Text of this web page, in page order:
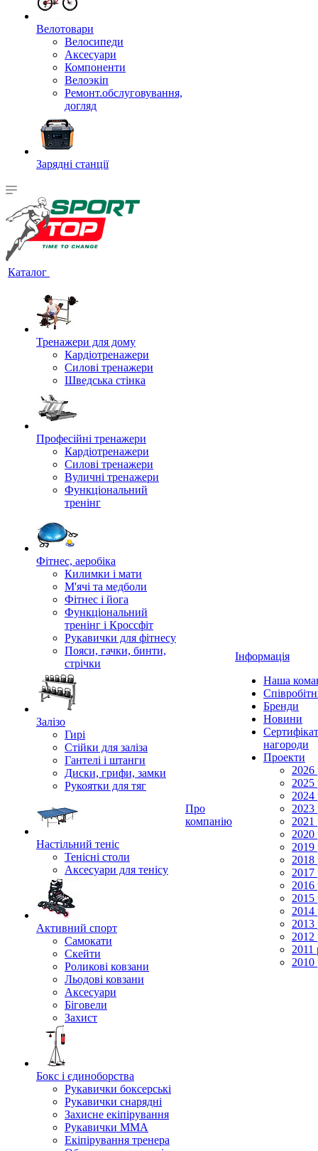
Велотовари
Велосипеди
Аксесуари
Компоненти
Велоэкіп
Ремонт.обслуговування,
догляд
Зарядні станції
Каталог
Тренажери для дому
Кардіотренажери
Силові тренажери
Шведська стінка
Професійні тренажери
Кардіотренажери
Силові тренажери
Вуличні тренажери
Функціональний
тренінг
Фітнес, аеробіка
Килимки і мати
М'ячі та медболи
Фітнес і йога
Функціональний
тренінг і Кроссфіт
Рукавички для фітнесу
Пояси, гачки, бинти,
стрічки
Залізо
Гирі
Стійки для заліза
Гантелі і штанги
Диски, грифи, замки
Рукоятки для тяг
Настільний теніс
Тенісні столи
Аксесуари для тенісу
Активний спорт
Самокати
Скейти
Роликові ковзани
Льодові ковзани
Аксесуари
Біговели
Захист
Бокс і єдиноборства
Рукавички боксерські
Рукавички снарядні
Захисне екіпірування
Рукавички ММА
Екіпірування тренера
Про
компанію
Інформація
Наша
Бренди
Новини
нагороди
Проекти
2026
2025
2024
2023
2021
2020
2019
2018
2017
2016
2015
2014
2013
2012
2011
2010